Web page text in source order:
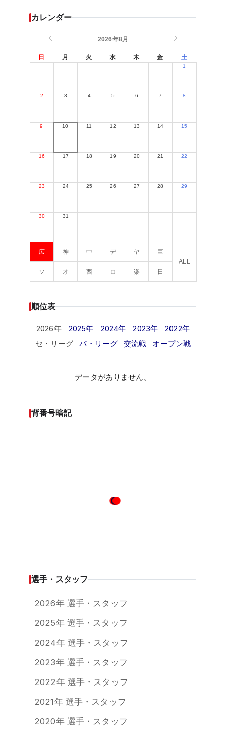
カレンダー
2026年8月
日 月 火 水 木 金 土
1
2 3 4 5 6 7 8
9 10 11 12 13 14 15
16 17 18 19 20 21 22
23 24 25 26 27 28 29
30 31
広 神 中 デ ヤ
巨
ALL
ソ
オ 西 ロ 楽 日
順位表
2026年 2025年 2024年 2023年
2022年
セ・リーグ
パ・リーグ 交流戦 オープン戦
データがありません。
背番号暗記
選手・スタッフ
2026年 選手・スタッフ
2025年 選手・スタッフ
2024年 選手・スタッフ
2023年 選手・スタッフ
2022年 選手・スタッフ
2021年 選手・スタッフ
2020年 選手・スタッフ